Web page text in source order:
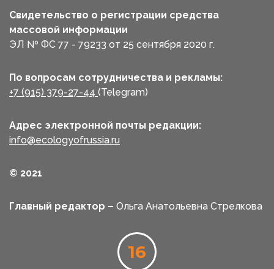
Свидетельство о регистрации средства
массовой информации
ЭЛ № ФС 77 - 79233 от 25 сентября 2020 г.
По вопросам сотрудничества и рекламы:
+7 (915) 379-27-44 (Telegram)
Адрес электронной почты редакции:
info@ecologyofrussia.ru
© 2021
Главный редактор – Ольга Анатольевна Стрелкова
16